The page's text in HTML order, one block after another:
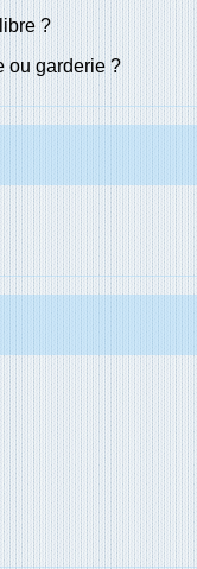
?
ou garderie ?